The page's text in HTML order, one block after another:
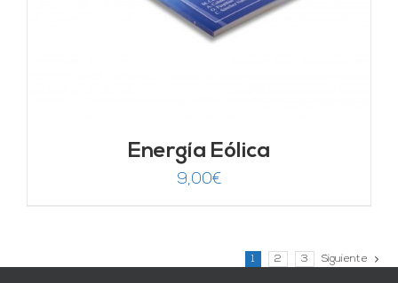
Energía Eólica
9,00€
1 2 3 Siguiente